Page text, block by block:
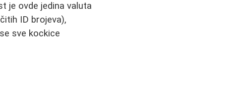
je ovde jedina valuta
ID brojeva),
sve kockice